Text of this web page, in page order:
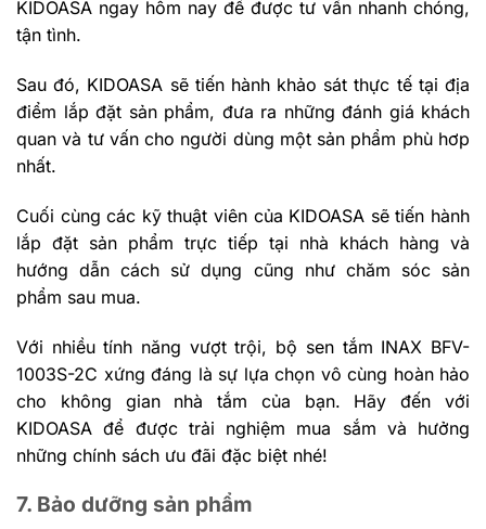
KIDOASA ngay hôm nay để được tư vấn nhanh chóng,
tận tình.
Sau đó, KIDOASA sẽ tiến hành khảo sát thực tế tại địa
điểm lắp đặt sản phẩm, đưa ra những đánh giá khách
quan và tư vấn cho người dùng một sản phẩm phù hơp
nhất.
Cuối cùng các kỹ thuật viên của KIDOASA sẽ tiến hành
lắp đặt sản phẩm trực tiếp tại nhà khách hàng và
hướng dẫn cách sử dụng cũng như chăm sóc sản
phẩm sau mua.
Với nhiều tính năng vượt trội, bộ sen tắm INAX BFV-
1003S-2C xứng đáng là sự lựa chọn vô cùng hoàn hảo
cho không gian nhà tắm của bạn. Hãy đến với
KIDOASA để được trải nghiệm mua sắm và hưởng
những chính sách ưu đãi đặc biệt nhé!
7. Bảo dưỡng sản phẩm